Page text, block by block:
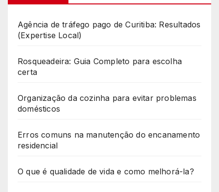
Agência de tráfego pago de Curitiba: Resultados
(Expertise Local)
Rosqueadeira: Guia Completo para escolha
certa
Organização da cozinha para evitar problemas
domésticos
Erros comuns na manutenção do encanamento
residencial
O que é qualidade de vida e como melhorá-la?